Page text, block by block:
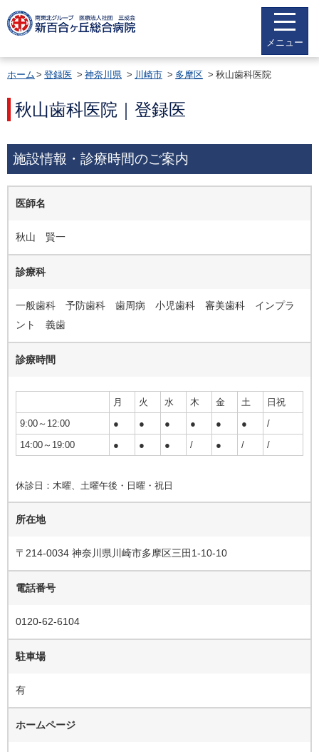
メニュー
ホーム 登録医 神奈川県 川崎市 多摩区 秋山歯科医院
秋山歯科医院｜登録医
施設情報・診療時間のご案内
医師名
秋山 賢一
診療科
一般歯科 予防歯科 歯周病 小児歯科 審美歯科 インプラ
ント 義歯
診療時間
月 火 水 木 金 土
日祝
9:00～12:00
● ● ● ● ● ●
/
14:00～19:00
● ● ● / ● / /
休診日：木曜、土曜午後・日曜・祝日
所在地
〒214-0034 神奈川県川崎市多摩区三田1-10-10
電話番号
0120-62-6104
駐車場
有
ホームページ